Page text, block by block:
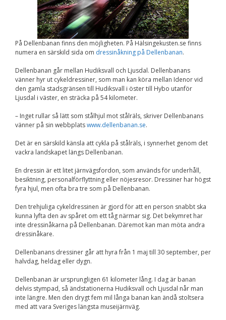
På Dellenbanan finns den möjligheten. På Hälsingekusten.se finns
numera en särskild sida om dressinåkning på Dellenbanan.
Dellenbanan går mellan Hudiksvall och Ljusdal. Dellenbanans
vänner hyr ut cykeldressiner, som man kan köra mellan Idenor vid
den gamla stadsgränsen till Hudiksvall i öster till Hybo utanför
Ljusdal i väster, en sträcka på 54 kilometer.
– Inget rullar så lätt som stålhjul mot stålräls, skriver Dellenbanans
vänner på sin webbplatswww.dellenbanan.se.
Det är en särskild känsla att cykla på stålräls, i synnerhet genom det
vackra landskapet längs Dellenbanan.
En dressin är ett litet järnvägsfordon, som används för underhåll,
besiktning, personalförflyttning eller nöjesresor. Dressiner har högst
fyra hjul, men ofta bra tre som på Dellenbanan.
Den trehjuliga cykeldressinen är gjord för att en person snabbt ska
kunna lyfta den av spåret om ett tåg närmar sig. Det bekymret har
inte dressinåkarna på Dellenbanan. Däremot kan man möta andra
dressinåkare.
Dellenbanans dressiner går att hyra från 1 maj till 30 september, per
halvdag, heldag eller dygn.
Dellenbanan är ursprungligen 61 kilometer lång. I dag är banan
delvis stympad, så ändstationerna Hudiksvall och Ljusdal når man
inte längre. Men den drygt fem mil långa banan kan ändå stoltsera
med att vara Sveriges längsta museijärnväg.
För att vår
hemsida ska
prestera så bra
som möjligt
under ditt
besök. Om du
kakorna
kommer viss
funktionalitet
att försvinna
hemsidan.
Marknadsföring
och ditt beteende när
du surfar ökar du
chansen att få se
innehåll och
erbjudanden.